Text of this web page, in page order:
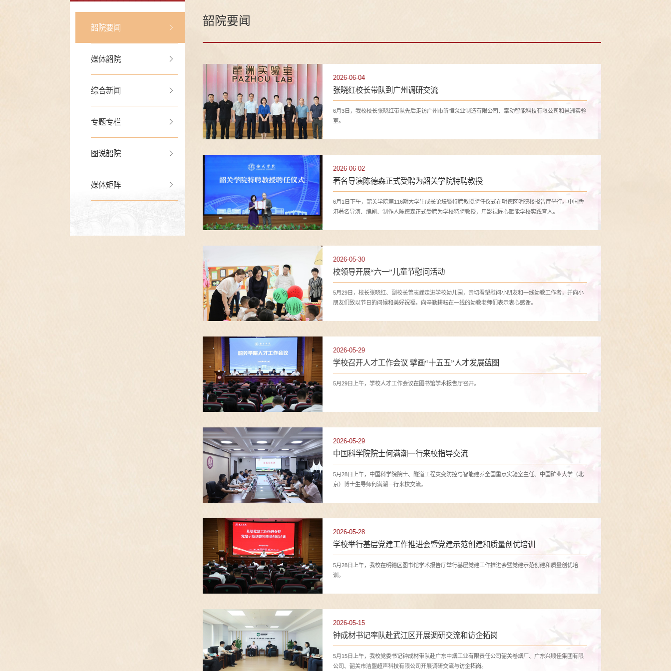
韶院要闻
媒体韶院
综合新闻
专题专栏
图说韶院
媒体矩阵
韶院要闻
2026-06-04
张晓红校长带队到广州调研交流
6月3日，我校校长张晓红带队先后走访广州市昕恒泵业制造有限公司、掌动智能科技有限公司和琶洲实验
室。
2026-06-02
著名导演陈德森正式受聘为韶关学院特聘教授
6月1日下午，韶关学院第116期大学生成长论坛暨特聘教授聘任仪式在明德区明德楼报告厅举行。中国香
港著名导演、编剧、制作人陈德森正式受聘为学校特聘教授，用影视匠心赋能学校实践育人。
2026-05-30
校领导开展“六一”儿童节慰问活动
5月29日，校长张晓红、副校长曾志嵘走进学校幼儿园，亲切看望慰问小朋友和一线幼教工作者，并向小
朋友们致以节日的问候和美好祝福，向辛勤耕耘在一线的幼教老师们表示衷心感谢。
2026-05-29
学校召开人才工作会议 擘画“十五五”人才发展蓝图
5月29日上午，学校人才工作会议在图书馆学术报告厅召开。
2026-05-29
中国科学院院士何满潮一行来校指导交流
5月28日上午，中国科学院院士、隧道工程灾变防控与智能建养全国重点实验室主任、中国矿业大学（北
京）博士生导师何满潮一行来校交流。
2026-05-28
学校举行基层党建工作推进会暨党建示范创建和质量创优培训
5月28日上午，我校在明德区图书馆学术报告厅举行基层党建工作推进会暨党建示范创建和质量创优培
训。
2026-05-15
钟成材书记率队赴武江区开展调研交流和访企拓岗
5月15日上午，我校党委书记钟成材带队赴广东中烟工业有限责任公司韶关卷烟厂、广东兴顺佳集团有限
公司、韶关市洁盟超声科技有限公司开展调研交流与访企拓岗。